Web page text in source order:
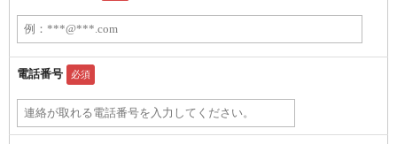
電話番号 必須